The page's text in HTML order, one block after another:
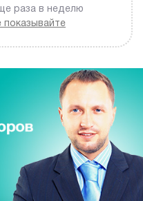
раза в неделю
показывайте